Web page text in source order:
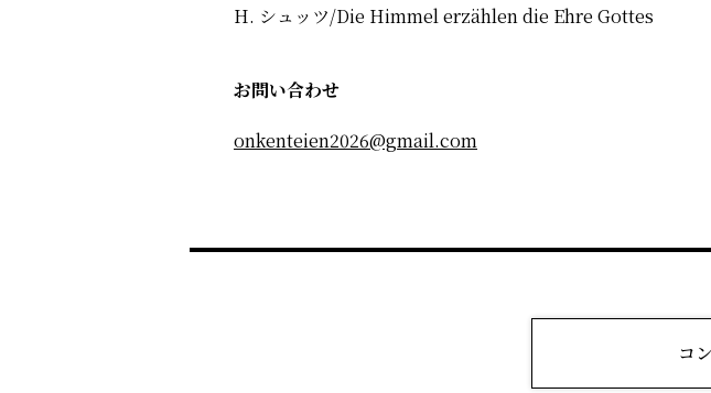
H. シュッツ/Die Himmel erzählen die Ehre Gottes
お問い合わせ
onkenteien2026@gmail.com
コ